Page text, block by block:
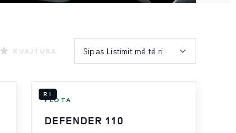
RUAJTURA Sipas Listimit më të ri
RI
FLOTA
DEFENDER 110